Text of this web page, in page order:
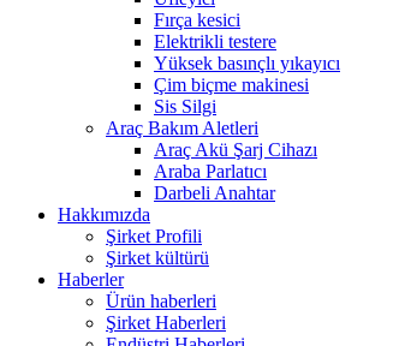
Fırça kesici
Elektrikli testere
Yüksek basınçlı yıkayıcı
Çim biçme makinesi
Sis Silgi
Araç Bakım Aletleri
Araç Akü Şarj Cihazı
Araba Parlatıcı
Darbeli Anahtar
Hakkımızda
Şirket Profili
Şirket kültürü
Haberler
Ürün haberleri
Şirket Haberleri